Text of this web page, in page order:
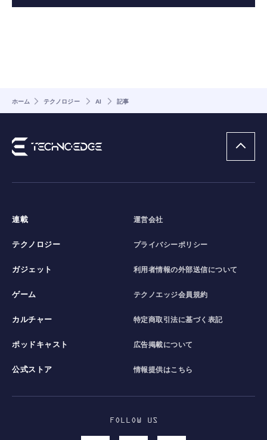
ホーム テクノロジー AI 記事
連載
テクノロジー
ガジェット
ゲーム
カルチャー
ポッドキャスト
公式ストア
運営会社
プライバシーポリシー
利用者情報の外部送信について
テクノエッジ会員規約
特定商取引法に基づく表記
広告掲載について
情報提供はこちら
FOLLOW US